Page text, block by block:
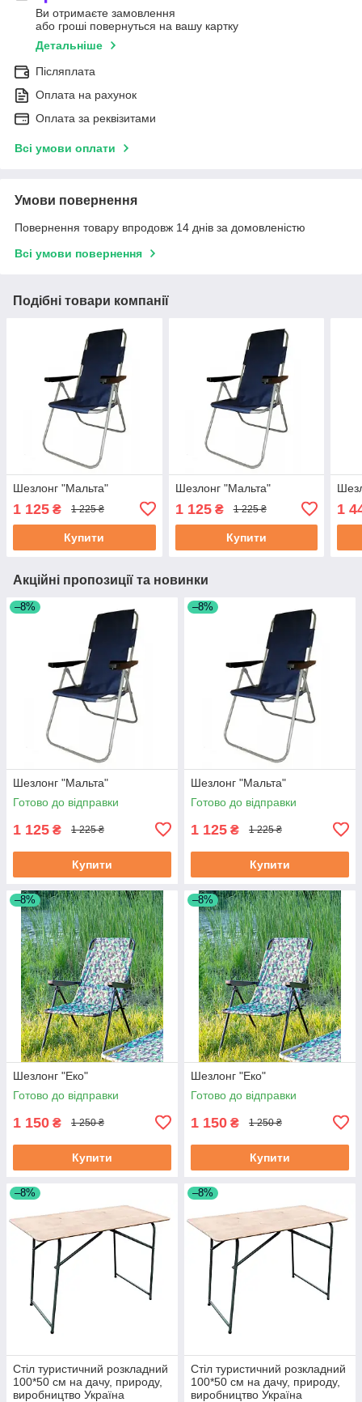
Ви отримаєте замовлення
або гроші повернуться на вашу картку
Детальніше
Післяплата
Оплата на рахунок
Оплата за реквізитами
Всі умови оплати
Умови повернення
Повернення товару впродовж 14 днів за домовленістю
Всі умови повернення
Подібні товари компанії
Шезлонг "Мальта"
1 125 ₴ 1 225 ₴
Купити
Шезлонг "Мальта"
1 125₴ 1 225 ₴
Купити
1
Акційні пропозиції та новинки
–8%
Шезлонг "Мальта"
Готово до відправки
1 125 ₴ 1 225 ₴
Купити
–8%
Шезлонг "Мальта"
Готово до відправки
1 125 ₴ 1 225 ₴
Купити
–8%
Шезлонг "Еко"
Готово до відправки
1 150 ₴ 1 250 ₴
Купити
–8%
Шезлонг "Еко"
Готово до відправки
1 150 ₴ 1 250 ₴
Купити
–8%
Стіл туристичний розкладний
100*50 см на дачу, природу,
виробництво Україна
–8%
Стіл туристичний розкладний
100*50 см на дачу, природу,
виробництво Україна